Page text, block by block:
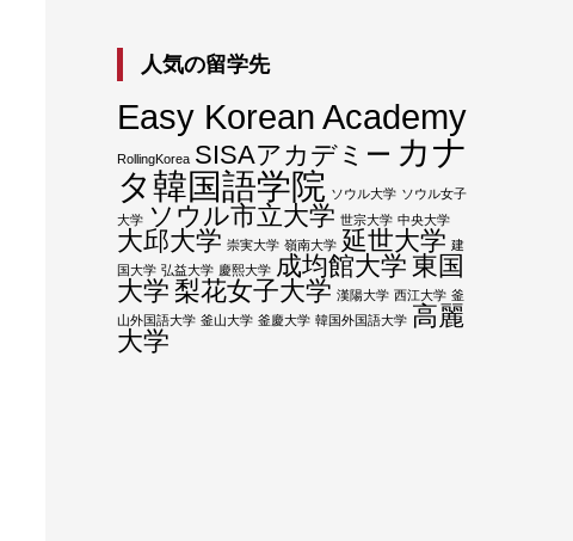
人気の留学先
Easy Korean Academy
RollingKorea SISAアカデミー カナ
タ韓国語学院 ソウル大学 ソウル女子
大学 ソウル市立大学 世宗大学 中央大学
大邱大学 崇実大学 嶺南大学 延世大学 建
国大学 弘益大学 慶熙大学 成均館大学 東国
大学 梨花女子大学 漢陽大学 西江大学 釜
山外国語大学 釜山大学 釜慶大学 韓国外国語大学 高麗
大学